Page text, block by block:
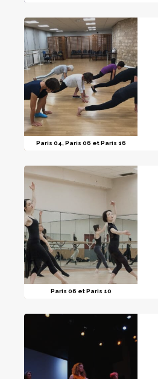
Paris 04, Paris 06 et Paris 16
Paris 06 et Paris 10